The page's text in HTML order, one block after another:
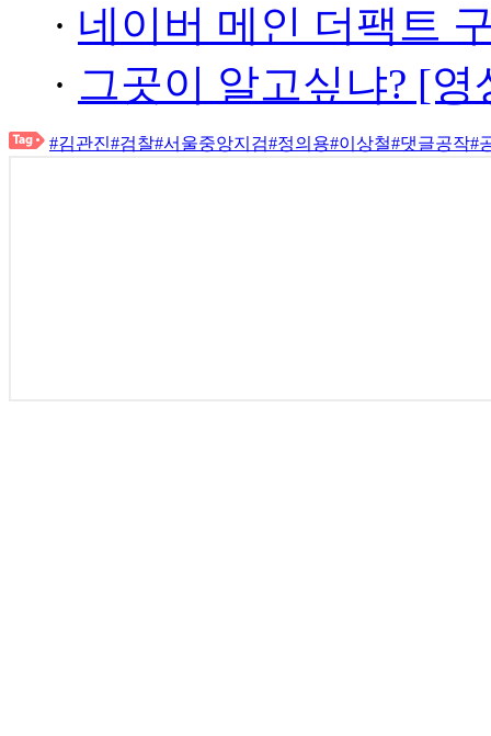
· 네이버 메인 더팩트
· 그곳이 알고싶냐? [
#김관진#검찰#서울중앙지검#정의용#이상철#댓글공작#